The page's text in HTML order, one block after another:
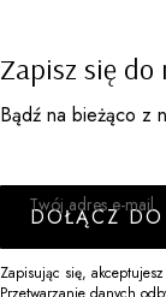
Zapisz się do
Bądź na bieżąco z
Twój adres e-mail
DOŁĄCZ
Zapisując się,